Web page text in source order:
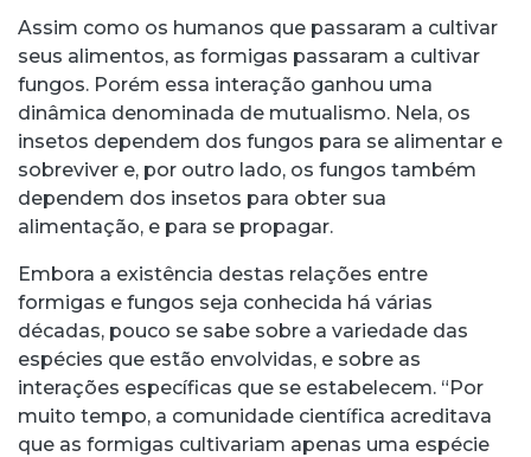
Assim como os humanos que passaram a cultivar
seus alimentos, as formigas passaram a cultivar
fungos. Porém essa interação ganhou uma
dinâmica denominada de mutualismo. Nela, os
insetos dependem dos fungos para se alimentar e
sobreviver e, por outro lado, os fungos também
dependem dos insetos para obter sua
alimentação, e para se propagar.
Embora a existência destas relações entre
formigas e fungos seja conhecida há várias
décadas, pouco se sabe sobre a variedade das
espécies que estão envolvidas, e sobre as
interações específicas que se estabelecem. “Por
muito tempo, a comunidade científica acreditava
que as formigas cultivariam apenas uma espécie